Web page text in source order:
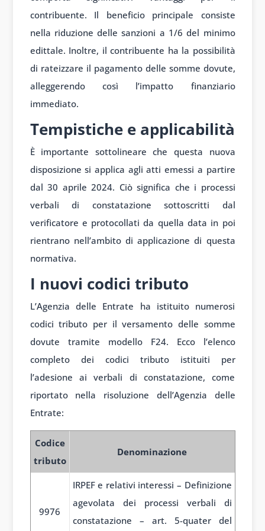
contribuente. Il beneficio principale consiste
nella riduzione delle sanzioni a 1/6 del minimo
edittale. Inoltre, il contribuente ha la possibilità
di rateizzare il pagamento delle somme dovute,
alleggerendo così l’impatto finanziario
immediato.
Tempistiche e applicabilità
È importante sottolineare che questa nuova
disposizione si applica agli atti emessi a partire
dal 30 aprile 2024. Ciò significa che i processi
verbali di constatazione sottoscritti dal
verificatore e protocollati da quella data in poi
rientrano nell’ambito di applicazione di questa
normativa.
I nuovi codici tributo
L’Agenzia delle Entrate ha istituito numerosi
codici tributo per il versamento delle somme
dovute tramite modello F24. Ecco l’elenco
completo dei codici tributo istituiti per
l’adesione ai verbali di constatazione, come
riportato nella risoluzione dell’Agenzia delle
Entrate:
Codice
tributo
Denominazione
9976
IRPEF e relativi interessi – Definizione
agevolata dei processi verbali di
constatazione – art. 5-quater del